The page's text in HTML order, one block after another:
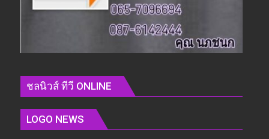
ชลนิวส์ ทีวี ONLINE
LOGO NEWS